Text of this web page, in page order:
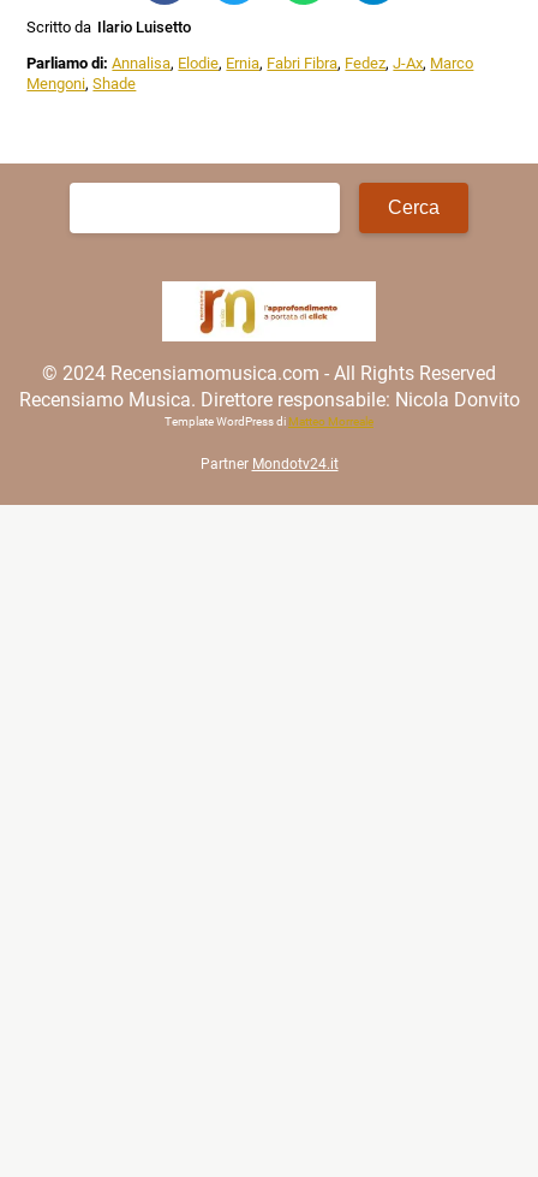
Scritto da Ilario Luisetto
Parliamo di:Annalisa, Elodie, Ernia, Fabri Fibra, Fedez,J-Ax, Marco
Mengoni,Shade
Ricerca
© 2024 Recensiamomusica.com - All Rights Reserved
Recensiamo Musica. Direttore responsabile: Nicola Donvito
Template WordPress di Matteo Morreale
Partner Mondotv24.it